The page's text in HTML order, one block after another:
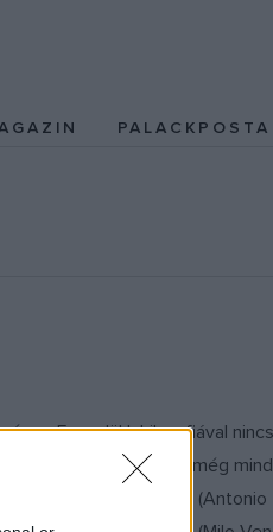
PALACKPOSTA
Egyedül lakik, a fiával
a világnak: még
"The Line" Dixont (Antonio